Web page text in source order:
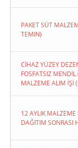
PAKET SÜT
TEMIN)
CİHAZ YÜZEY
FOSFATSIZ
MALZEME ALIM İŞİ
12 AYLIK MALZEME
DAĞITIM SONRASI